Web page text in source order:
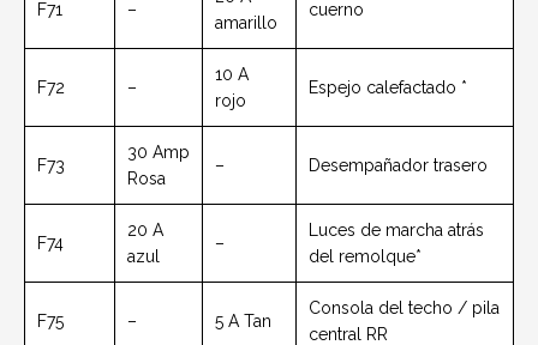
F71 –
amarillo
cuerno
F72 –
10 A
rojo
Espejo calefactado *
F73
30 Amp
Rosa
– Desempañador trasero
F74
20 A
azul
–
Luces de marcha atrás
del remolque*
F75 – 5 A Tan
Consola del techo / pila
central RR